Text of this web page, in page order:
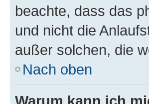
beachte, dass das
und nicht die
außer solchen, die
Nach oben